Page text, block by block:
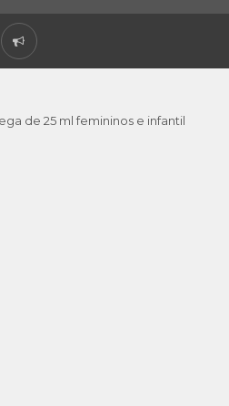
de 25 ml femininos e infantil